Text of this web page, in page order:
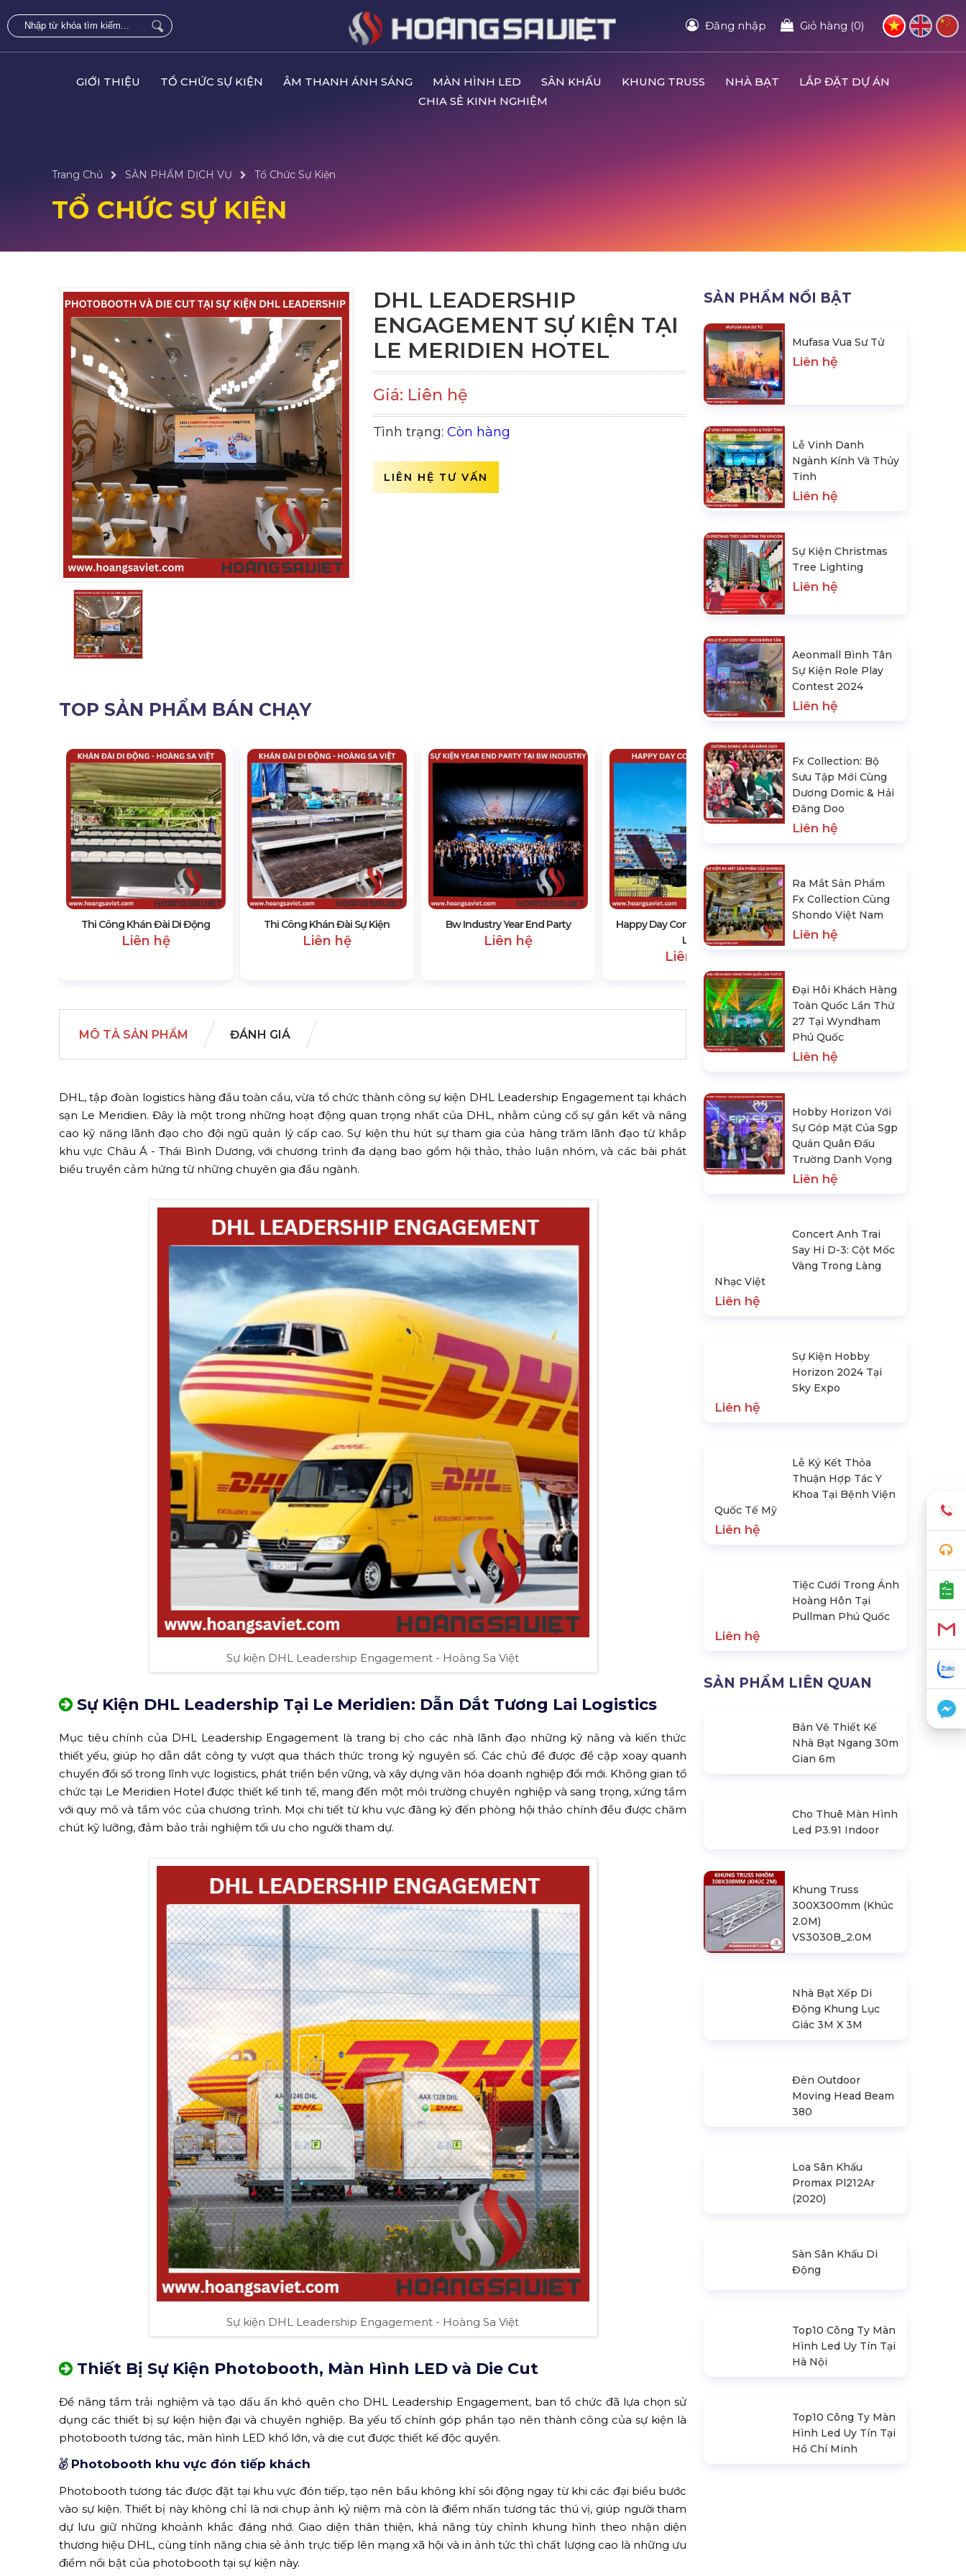
Đăng nhập Giỏ hàng (0)
GIỚI THIỆU TỔ CHỨC SỰ KIỆN ÂM THANH ÁNH SÁNG MÀN HÌNH LED SÂN KHẤU KHUNG TRUSS NHÀ BẠT
LẮP ĐẶT DỰ ÁN
CHIA SẺ KINH NGHIỆM
Trang Chủ SẢN PHẨM DỊCH VỤ Tổ Chức Sự Kiện
TỔ CHỨC SỰ KIỆN
DHL LEADERSHIP
ENGAGEMENT SỰ KIỆN TẠI
LE MERIDIEN HOTEL
Giá: Liên hệ
Tình trạng: Còn hàng
LIÊN HỆ TƯ VẤN
TOP SẢN PHẨM BÁN CHẠY
Thi Công Khán Đài Di Động
Liên hệ
Thi Công Khán Đài Sự Kiện
Liên hệ
Bw Industry Year End Party
Liên hệ
Happy Day Concert Tại Vin8 Đà
Lạt
Liên hệ
Liên hệ
MÔ TẢ SẢN PHẨM ĐÁNH GIÁ
DHL, tập đoàn logistics hàng đầu toàn cầu, vừa tổ chức thành công sự kiện DHL Leadership Engagement tại khách
sạn Le Meridien. Đây là một trong những hoạt động quan trọng nhất của DHL, nhằm củng cố sự gắn kết và nâng
cao kỹ năng lãnh đạo cho đội ngũ quản lý cấp cao. Sự kiện thu hút sự tham gia của hàng trăm lãnh đạo từ khắp
khu vực Châu Á - Thái Bình Dương, với chương trình đa dạng bao gồm hội thảo, thảo luận nhóm, và các bài phát
biểu truyền cảm hứng từ những chuyên gia đầu ngành.
Sự kiện DHL Leadership Engagement - Hoàng Sa Việt
Sự Kiện DHL Leadership Tại Le Meridien: Dẫn Dắt Tương Lai Logistics
Mục tiêu chính của DHL Leadership Engagement là trang bị cho các nhà lãnh đạo những kỹ năng và kiến thức
thiết yếu, giúp họ dẫn dắt công ty vượt qua thách thức trong kỷ nguyên số. Các chủ đề được đề cập xoay quanh
chuyển đổi số trong lĩnh vực logistics, phát triển bền vững, và xây dựng văn hóa doanh nghiệp đổi mới. Không gian tổ
chức tại Le Meridien Hotel được thiết kế tinh tế, mang đến một môi trường chuyên nghiệp và sang trọng, xứng tầm
với quy mô và tầm vóc của chương trình. Mọi chi tiết từ khu vực đăng ký đến phòng hội thảo chính đều được chăm
chút kỹ lưỡng, đảm bảo trải nghiệm tối ưu cho người tham dự.
Sự kiện DHL Leadership Engagement - Hoàng Sa Việt
Thiết Bị Sự Kiện Photobooth, Màn Hình LED và Die Cut
Để nâng tầm trải nghiệm và tạo dấu ấn khó quên cho DHL Leadership Engagement, ban tổ chức đã lựa chọn sử
dụng các thiết bị sự kiện hiện đại và chuyên nghiệp. Ba yếu tố chính góp phần tạo nên thành công của sự kiện là
photobooth tương tác, màn hình LED khổ lớn, và die cut được thiết kế độc quyền.
Photobooth khu vực đón tiếp khách
Photobooth tương tác được đặt tại khu vực đón tiếp, tạo nên bầu không khí sôi động ngay từ khi các đại biểu bước
vào sự kiện. Thiết bị này không chỉ là nơi chụp ảnh kỷ niệm mà còn là điểm nhấn tương tác thú vị, giúp người tham
dự lưu giữ những khoảnh khắc đáng nhớ. Giao diện thân thiện, khả năng tùy chỉnh khung hình theo nhận diện
thương hiệu DHL, cùng tính năng chia sẻ ảnh trực tiếp lên mạng xã hội và in ảnh tức thì chất lượng cao là những ưu
điểm nổi bật của photobooth tại sự kiện này.
SẢN PHẨM NỔI BẬT
Mufasa Vua Sư Tử
Liên hệ
Lễ Vinh Danh
Ngành Kính Và Thủy
Tinh
Liên hệ
Sự Kiện Christmas
Tree Lighting
Liên hệ
Aeonmall Bình Tân
Sự Kiện Role Play
Contest 2024
Liên hệ
Fx Collection: Bộ
Sưu Tập Mới Cùng
Dương Domic & Hải
Đăng Doo
Liên hệ
Ra Mắt Sản Phẩm
Fx Collection Cùng
Shondo Việt Nam
Liên hệ
Đại Hôi Khách Hàng
Toàn Quốc Lần Thứ
27 Tại Wyndham
Phú Quốc
Liên hệ
Hobby Horizon Với
Sự Góp Mặt Của Sgp
Quán Quân Đấu
Trường Danh Vọng
Liên hệ
Concert Anh Trai
Say Hi D-3: Cột Mốc
Vàng Trong Làng
Sự Kiện Hobby
Horizon 2024 Tại
Sky Expo
Lễ Ký Kết Thỏa
Thuận Hợp Tác Y
Khoa Tại Bệnh Viện
Tiệc Cưới Trong Ánh
Hoàng Hôn Tại
Pullman Phú Quốc
SẢN PHẨM LIÊN QUAN
Bản Vẽ Thiết Kế
Nhà Bạt Ngang 30m
Gian 6m
Cho Thuê Màn Hình
Khung Truss
380
Promax Pl212Ar
(2020)
Sàn Sân Khấu Di
Động
Top10 Công Ty Màn